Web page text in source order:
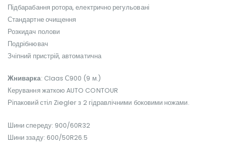
Підбарабання ротора, електрично регульовані
Стандартне очищення
Розкидач полови
Подрібнювач
Зчіпний пристрій, автоматична
Жниварка: Claas С900 (9 м.)
Керування жаткою AUTO CONTOUR
Ріпаковий стіл Ziegler з 2 гідравлічними боковими ножами.
Шини спереду: 900/60R32
Шини ззаду: 600/50R26.5